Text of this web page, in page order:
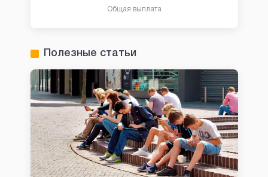
Общая выплата
Полезные статьи